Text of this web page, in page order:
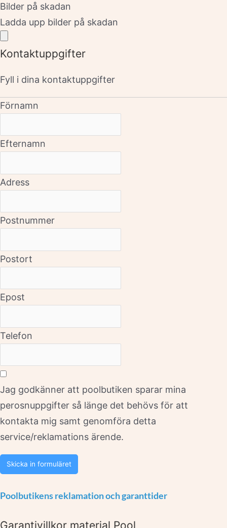
Bilder på skadan
Ladda upp bilder på skadan
Kontaktuppgifter
Fyll i dina kontaktuppgifter
Förnamn
Efternamn
Adress
Postnummer
Postort
Epost
Telefon
Jag godkänner att poolbutiken sparar mina
perosnuppgifter så länge det behövs för att
kontakta mig samt genomföra detta
service/reklamations ärende.
Skicka in formuläret
Poolbutikens reklamation och garanttider
Garantivillkor material Pool